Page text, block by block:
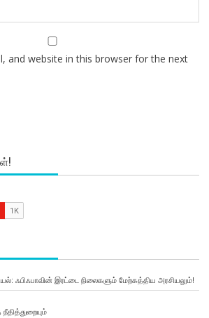
and website in this browser for the next
ஃபிஃபாவின் இரட்டை நிலைகளும் மேற்கத்திய அரசியலும்!